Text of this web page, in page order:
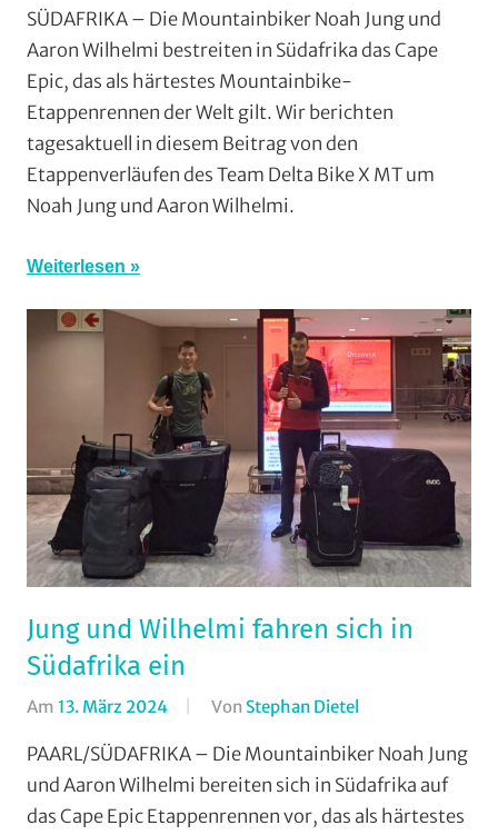
Mountainbike,
RSG
Gießen
und
Wieseck,
Vereine
SÜDAFRIKA – Die Mountainbiker Noah Jung und
Aaron Wilhelmi bestreiten in Südafrika das Cape
Epic, das als härtestes Mountainbike-
Etappenrennen der Welt gilt. Wir berichten
tagesaktuell in diesem Beitrag von den
Etappenverläufen des Team Delta Bike X MT um
Noah Jung und Aaron Wilhelmi.
Weiterlesen
Jung und Wilhelmi fahren sich in
Südafrika ein
Am 13. März 2024 Von Stephan Dietel
Mountainbike
RSG
Gießen
PAARL/SÜDAFRIKA – Die Mountainbiker Noah Jung
und Aaron Wilhelmi bereiten sich in Südafrika auf
das Cape Epic Etappenrennen vor, das als härtestes